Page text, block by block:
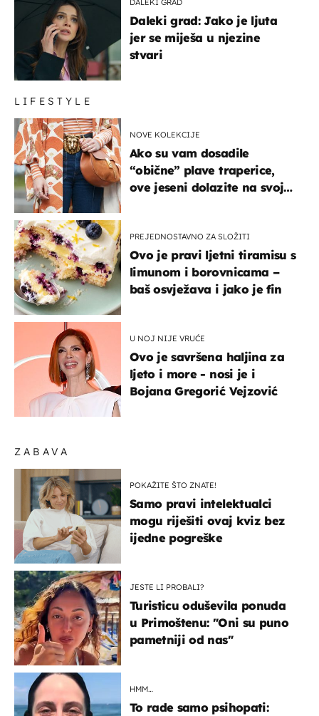
ZABAVA
POKAŽITE ŠTO ZNATE!
Samo pravi intelektualci
mogu riješiti ovaj kviz bez
ijedne pogreške
JESTE LI PROBALI?
Turisticu oduševila ponuda
u Primoštenu: "Oni su puno
pametniji od nas"
HMM…
To rade samo psihopati:
Daleki grad: Jako je ljuta
jer se miješa u njezine
stvari
LIFESTYLE
NOVE KOLEKCIJE
Ako su vam dosadile
“obične” plave traperice,
ove jeseni dolazite na svoje
PREJEDNOSTAVNO ZA SLOŽITI
Ovo je pravi ljetni tiramisu s
limunom i borovnicama –
baš osvježava i jako je fin
U NOJ NIJE VRUĆE
Ovo je savršena haljina za
ljeto i more - nosi je i
Bojana Gregorić Vejzović